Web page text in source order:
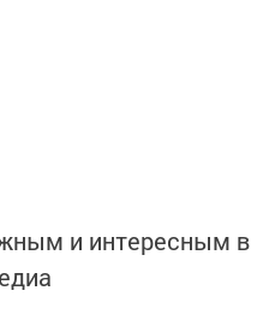
и интересным в